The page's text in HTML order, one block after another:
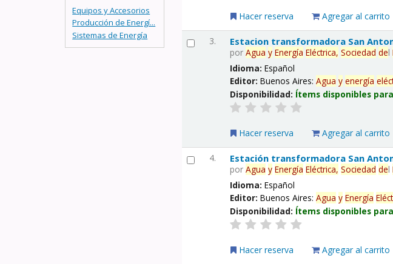
Equipos y Accesorios
Producción de Energí...
Sistemas de Energía
Hacer reserva Agregar al carrito
3. Estacion transformadora San
porAgua y Energía Eléctrica, Sociedad del
Idioma:Español
Editor:Buenos Aires:Agua y energía
Disponibilidad: Ítems disponibles
Hacer reserva Agregar al carrito
4. Estación transformadora San
porAgua y Energía Eléctrica, Sociedad del
Idioma:Español
Editor:Buenos Aires:Agua y Energía
Disponibilidad: Ítems disponibles
Hacer reserva Agregar al carrito